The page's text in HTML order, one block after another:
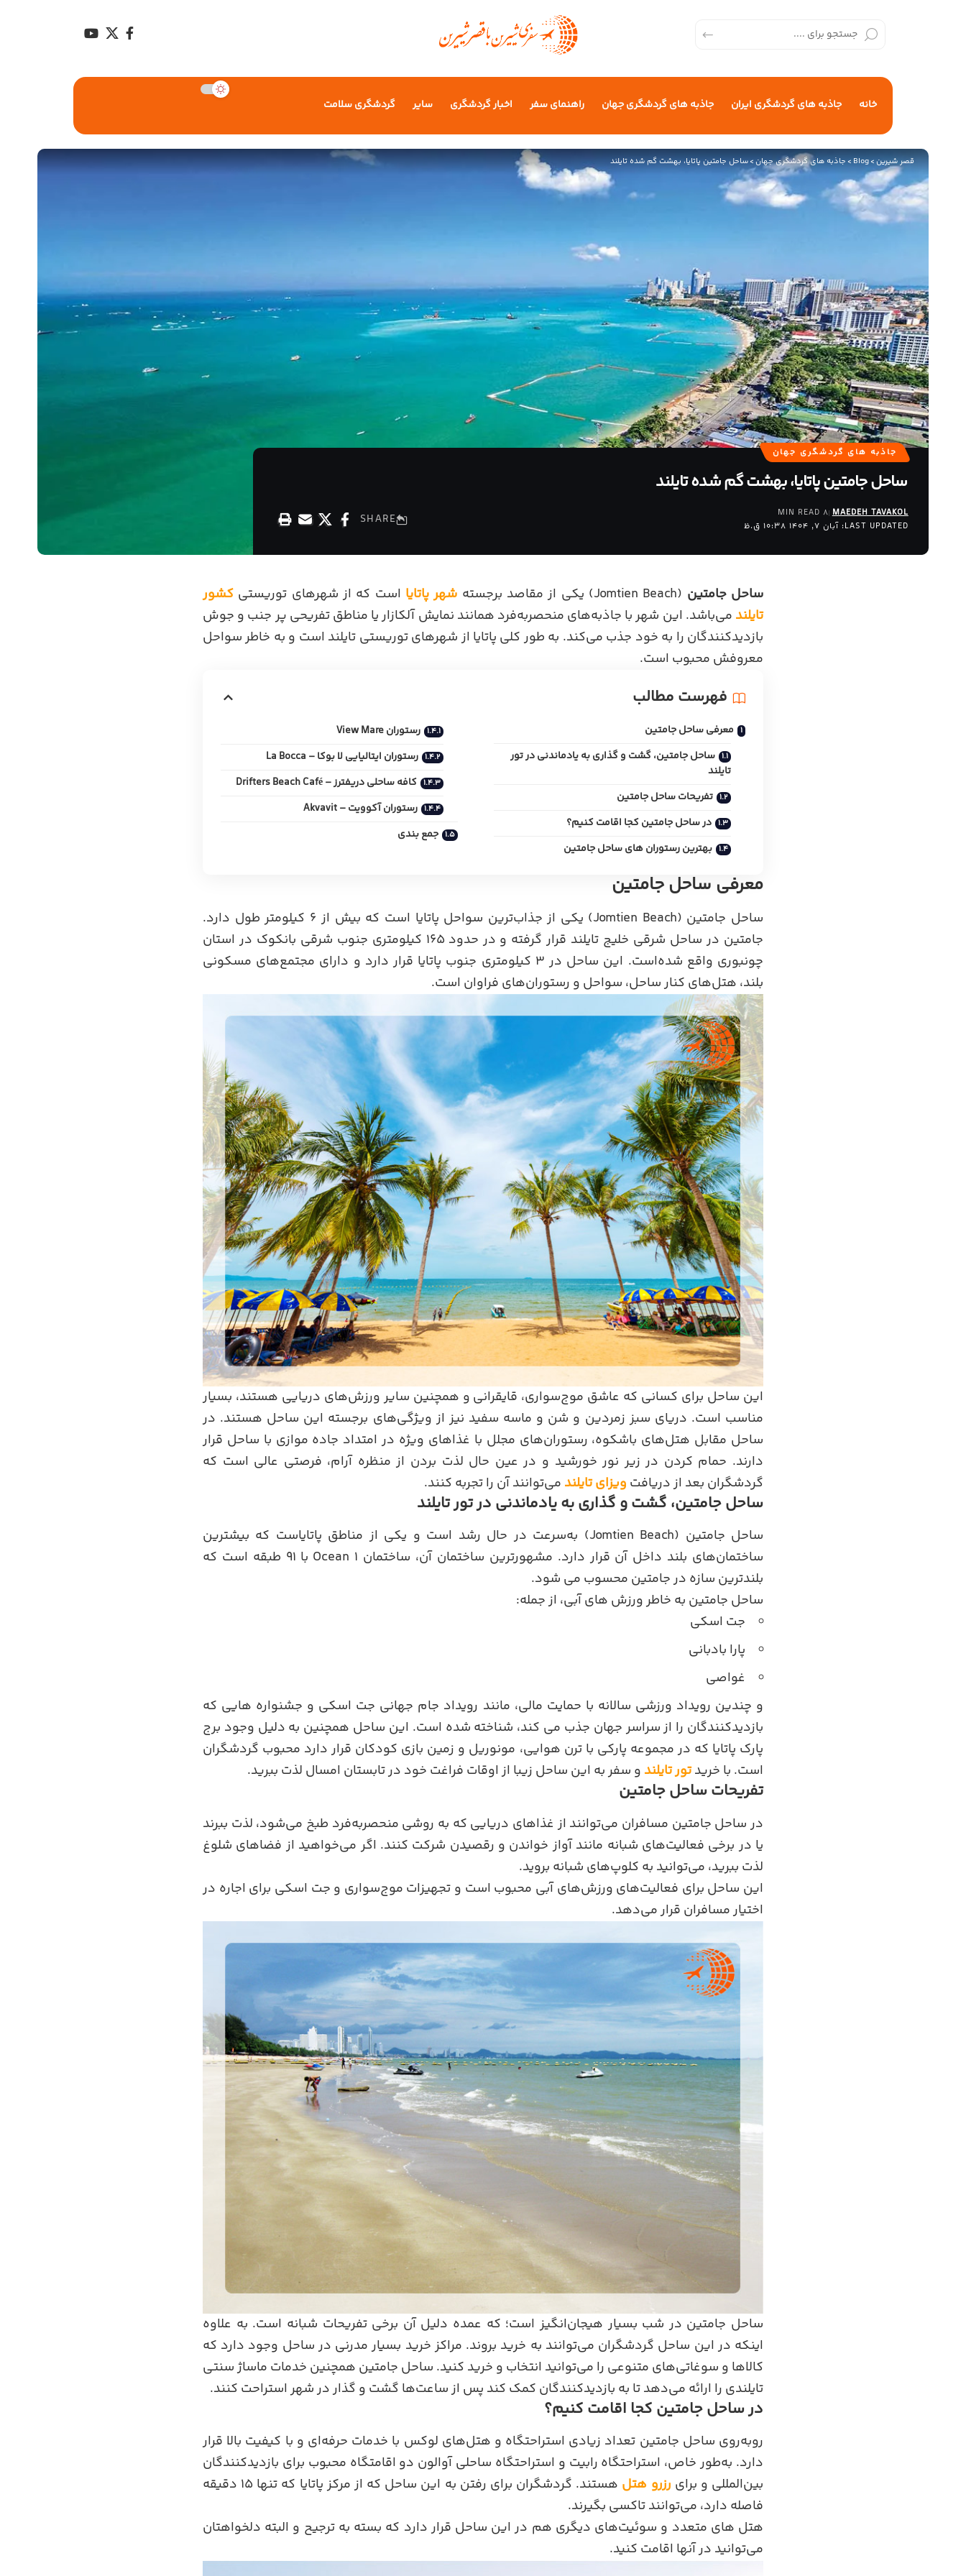
خانه جاذبه های گردشگری ایران جاذبه های گردشگری جهان راهنمای سفر اخبار گردشگری سایر گردشگری سلامت
قصر شیرین>
Blog
>جاذبه های گردشگری جهان>ساحل جامتین پاتایا، بهشت گم شده تایلند
جاذبه های گردشگری جهان
ساحل جامتین پاتایا، بهشت گم شده تایلند
LAST UPDATED: آبان 7, 1404 10:38 ق.ظ
MAEDEH TAVAKOL
8 MIN READ
SHARE
ساحل جامتین (Jomtien Beach) یکی از مقاصد برجسته شهر پاتایا است که از شهرهای توریستی کشور
تایلند می‌باشد. این شهر با جاذبه‌‌های منحصر‌به‌فرد همانند نمایش آلکازار یا مناطق تفریحی پر جنب و جوش
بازدیدکنندگان را به خود جذب می‌کند. به طور کلی پاتایا از شهرهای توریستی تایلند است و به خاطر سواحل
معروفش محبوب است.
فهرست مطالب
معرفی ساحل جامتین
ساحل جامتین، گشت و گذاری به یادماندنی در تور
تایلند
تفریحات ساحل جامتین
در ساحل جامتین کجا اقامت کنیم؟
بهترین رستوران های ساحل جامتین
رستوران View Mare
رستوران ایتالیایی لا بوکا – La Bocca
کافه ساحلی دریفترز – Drifters Beach Café
رستوران آکوویت – Akvavit
جمع بندی
معرفی ساحل جامتین
ساحل جامتین (Jomtien Beach) یکی از جذاب‌ترین سواحل پاتایا است که بیش از 6 کیلومتر طول دارد.
جامتین در ساحل شرقی خلیج تایلند قرار گرفته و در حدود 165 کیلومتری جنوب شرقی بانکوک در استان
چونبوری واقع شده‌است. این ساحل در 3 کیلومتری جنوب پاتایا قرار دارد و دارای مجتمع‌های مسکونی
بلند، هتل‌های کنار ساحل، سواحل و رستوران‌های فراوان است.
این ساحل برای کسانی که عاشق موج‌سواری، قایقرانی و همچنین سایر ورزش‌های دریایی هستند، بسیار
مناسب است. دریای سبز زمردین و شن و ماسه سفید نیز از ویژگی‌های برجسته این ساحل هستند. در
ساحل مقابل هتل‌های باشکوه، رستوران‌های مجلل با غذاهای ویژه در امتداد جاده موازی با ساحل قرار
دارند. حمام کردن در زیر نور خورشید و در عین حال لذت بردن از منظره آرام، فرصتی عالی است که
گردشگران بعد از دریافت ویزای تایلند می‌توانند آن را تجربه کنند.
ساحل جامتین، گشت و گذاری به یادماندنی در تور تایلند
ساحل جامتین (Jomtien Beach) به‌سرعت در حال رشد است و یکی از مناطق پاتایاست که بیشترین
ساختمان‌های بلند داخل آن قرار دارد. مشهورترین ساختمان آن، ساختمان Ocean 1 با 91 طبقه است که
بلندترین سازه در جامتین محسوب می شود.
ساحل جامتین به خاطر ورزش های آبی، از جمله:
جت اسکی
پارا بادبانی
غواصی
و چندین رویداد ورزشی سالانه با حمایت مالی، مانند رویداد جام جهانی جت اسکی و جشنواره هایی که
بازدیدکنندگان را از سراسر جهان جذب می کند، شناخته شده است. این ساحل همچنین به دلیل وجود برج
پارک پاتایا که در مجموعه پارکی با ترن هوایی، مونوریل و زمین بازی کودکان قرار دارد محبوب گردشگران
است. با خریدتور تایلند و سفر به این ساحل زیبا از اوقات فراغت خود در تابستان امسال لذت ببرید.
تفریحات ساحل جامتین
در ساحل جامتین مسافران می‌توانند از غذاهای دریایی که به روشی منحصر‌به‌فرد طبخ می‌شود، لذت ببرند
یا در برخی فعالیت‌های شبانه مانند آواز خواندن و رقصیدن شرکت کنند. اگر می‌خواهید از فضاهای شلوغ
لذت ببرید، می‌توانید به کلوپ‌های شبانه بروید.
این ساحل برای فعالیت‌های ورزش‌های آبی محبوب است و تجهیزات موج‌سواری و جت اسکی برای اجاره در
اختیار مسافران قرار می‌دهد.
ساحل جامتین در شب بسیار هیجان‌انگیز است؛ که عمده دلیل آن برخی تفریحات شبانه است. به علاوه
اینکه در این ساحل گردشگران می‌توانند به خرید بروند. مراکز خرید بسیار مدرنی در ساحل وجود دارد که
کالاها و سوغاتی‌های متنوعی را می‌توانید انتخاب و خرید کنید. ساحل جامتین همچنین خدمات ماساژ سنتی
تایلندی را ارائه می‌دهد تا به بازدیدکنندگان کمک کند پس از ساعت‌ها گشت و گذار در شهر استراحت کنند.
در ساحل جامتین کجا اقامت کنیم؟
روبه‌روی ساحل جامتین تعداد زیادی استراحتگاه و هتل‌های لوکس با خدمات حرفه‌ای و با کیفیت بالا قرار
دارد. به‌طور‌ خاص، استراحتگاه رابیت و استراحتگاه ساحلی آوالون دو اقامتگاه محبوب برای بازدیدکنندگان
بین‌المللی و برای رزرو هتل
هستند. گردشگران برای رفتن به این ساحل که از مرکز پاتایا که تنها 15 دقیقه
فاصله دارد، می‌توانند تاکسی بگیرند.
هتل های متعدد و سوئیت‌های دیگری هم در این ساحل قرار دارد که بسته به ترجیح و البته دلخواهتان
می‌توانید در آنها اقامت کنید.